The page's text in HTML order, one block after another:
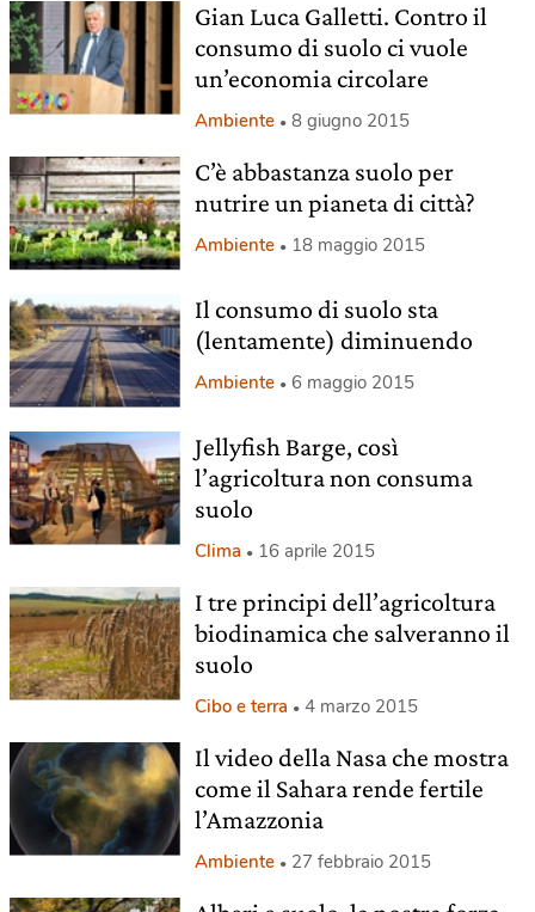
Gian Luca Galletti. Contro il
consumo di suolo ci vuole
un’economia circolare
Ambiente 8 giugno 2015
C’è abbastanza suolo per
nutrire un pianeta di città?
Ambiente 18 maggio 2015
Il consumo di suolo sta
(lentamente) diminuendo
Ambiente 6 maggio 2015
Jellyfish Barge, così
l’agricoltura non consuma
suolo
Clima 16 aprile 2015
I tre principi dell’agricoltura
biodinamica che salveranno il
suolo
Cibo e terra 4 marzo 2015
Il video della Nasa che mostra
come il Sahara rende fertile
l’Amazzonia
Ambiente 27 febbraio 2015